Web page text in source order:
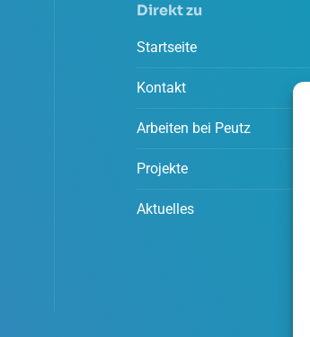
Direkt zu
Startseite
Kontakt
Arbeiten bei Peutz
Projekte
Aktuelles